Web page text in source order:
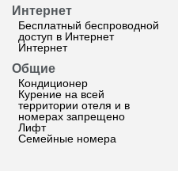
Интернет
Бесплатный беспроводной
доступ в Интернет
Интернет
Общие
Кондиционер
Курение на всей
территории отеля и в
номерах запрещено
Лифт
Семейные номера